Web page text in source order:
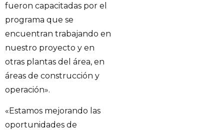
fueron capacitadas por el
programa que se
encuentran trabajando en
nuestro proyecto y en
otras plantas del área, en
áreas de construcción y
operación».
«Estamos mejorando las
oportunidades de